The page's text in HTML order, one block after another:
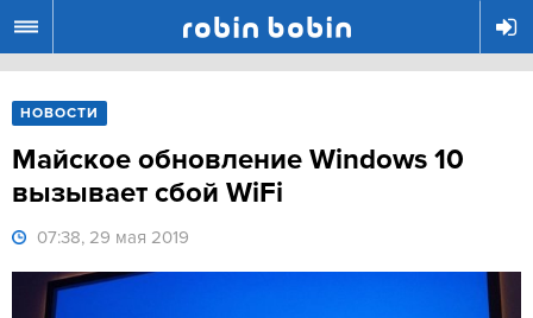
НОВОСТИ
Майское обновление Windows 10
вызывает сбой WiFi
07:38, 29 мая 2019